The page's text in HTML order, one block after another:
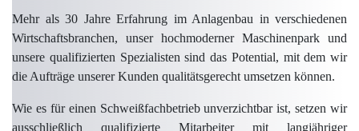
Mehr als 30 Jahre Erfahrung im Anlagenbau in verschiedenen
Wirtschaftsbranchen, unser hochmoderner Maschinenpark und
unsere qualifizierten Spezialisten sind das Potential, mit dem wir
die Aufträge unserer Kunden qualitätsgerecht umsetzen können.
Wie es für einen Schweißfachbetrieb unverzichtbar ist, setzen wir
ausschließlich qualifizierte Mitarbeiter mit langjähriger